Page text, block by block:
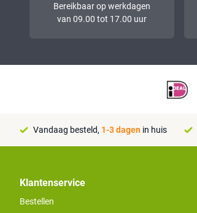
Bereikbaar op werkdagen
van 09.00 tot 17.00 uur
Vandaag besteld, 1-3 dagen in huis
Klantenservice
Bestellen